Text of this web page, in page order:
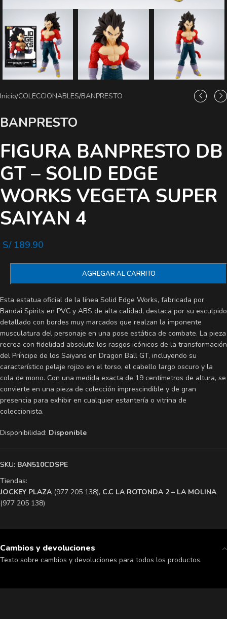
Inicio/COLECCIONABLES/BANPRESTO
BANPRESTO
FIGURA BANPRESTO DB
GT – SOLID EDGE
WORKS VEGETA SUPER
SAIYAN 4
S/189.90
AGREGAR AL CARRITO
Esta estatua oficial de la línea Solid Edge Works, fabricada por
Bandai Spirits en PVC y ABS de alta calidad, destaca por su esculpido
detallado con bordes muy marcados que realzan la imponente
musculatura del personaje en una pose estática de combate. La pieza
recrea con fidelidad absoluta los rasgos icónicos de la transformación
del Príncipe de los Saiyans en Dragon Ball GT, incluyendo su
característico pelaje rojizo en el torso, el cabello largo oscuro y la
cola de mono. Con una medida exacta de 19 centímetros de altura, se
convierte en una pieza de colección imprescindible y de gran
presencia para exhibir en cualquier estantería o vitrina de
coleccionista.
Disponibilidad: Disponible
SKU: BAN510CDSPE
Tiendas:
​JOCKEY PLAZA (977 205 138), ​C.C LA ROTONDA 2 – LA MOLINA
(977 205 138)
Cambios y devoluciones
Texto sobre cambios y devoluciones para todos los productos.